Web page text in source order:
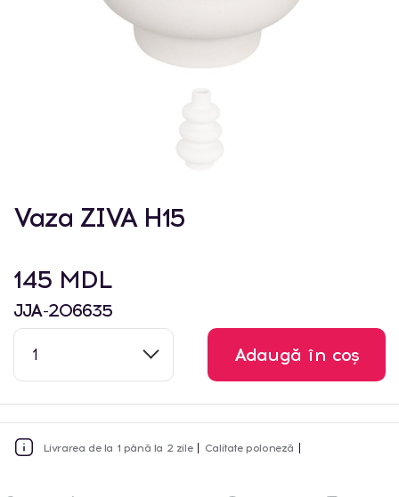
Vaza ZIVA H15
145 MDL
JJA-206635
1 Adaugă în coș
Livrarea de la 1 până la 2 zile Calitate poloneză